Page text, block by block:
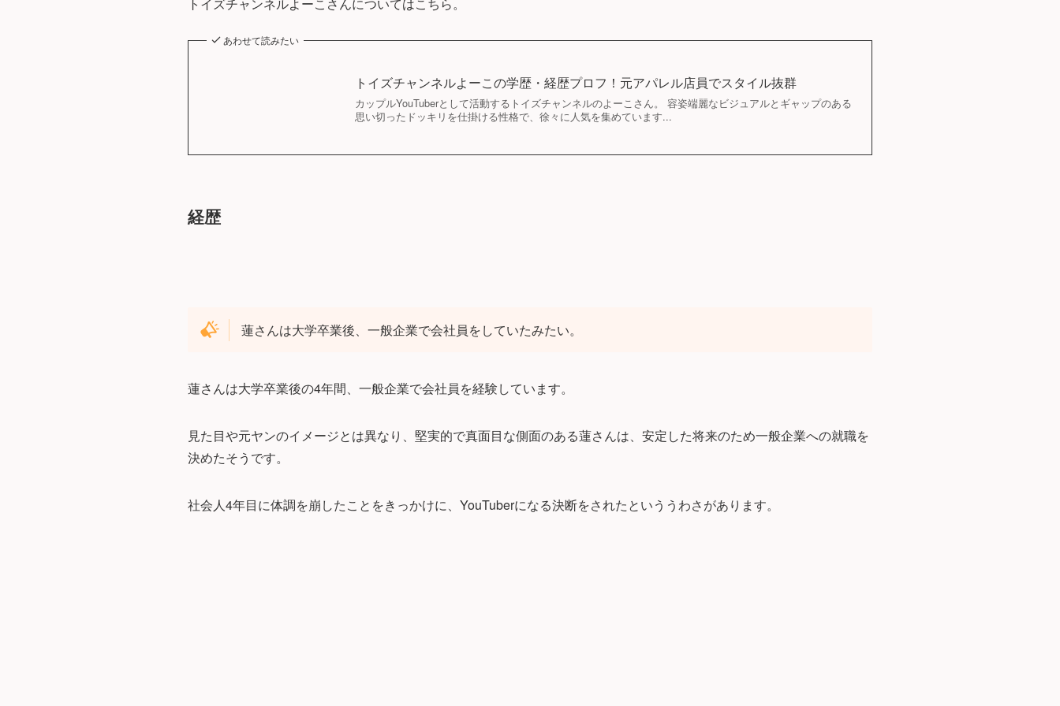
トイズチャンネルよーこさんについてはこちら。
あわせて読みたい
トイズチャンネルよーこの学歴・経歴プロフ！元アパレル店員でスタイル抜群
カップルYouTuberとして活動するトイズチャンネルのよーこさん。 容姿端麗なビジュアルとギャップのある
思い切ったドッキリを仕掛ける性格で、徐々に人気を集めています...
経歴
蓮さんは大学卒業後、一般企業で会社員をしていたみたい。
蓮さんは大学卒業後の4年間、一般企業で会社員を経験しています。
見た目や元ヤンのイメージとは異なり、堅実的で真面目な側面のある蓮さんは、安定した将来のため一般企業への就職を
決めたそうです。
社会人4年目に体調を崩したことをきっかけに、YouTuberになる決断をされたといううわさがあります。